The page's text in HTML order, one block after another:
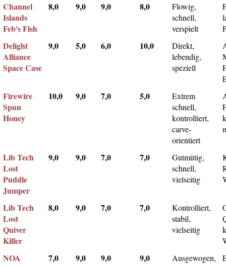
Channel
Islands
Feb's Fish
8,0 9,0 9,0 8,0
Flowig,
schnell,
verspielt
Delight
Alliance
Space Case
9,0 5,0 6,0 10,0
Direkt,
lebendig,
speziell
Firewire
Spun
Honey
10,0 9,0 7,0 5,0
Extrem
schnell,
kontrolliert,
carve-
orientiert
Lib Tech
Lost
Puddle
Jumper
9,0 9,0 7,0 7,0
Gutmütig,
schnell,
vielseitig
Lib Tech
Lost
Quiver
Killer
8,0 9,0 7,0 7,0
Kontrolliert,
stabil,
vielseitig
NOA
7,0 9,0 9,0 9,0
Ausgewogen,